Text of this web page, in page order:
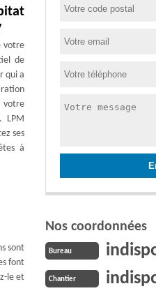
votre
de
qui a
votre
LPM
ses
à
sont
font
le et
Nos coordonnées
Bureau
Chantier